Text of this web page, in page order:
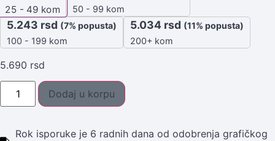
25 - 49 kom
50 - 99 kom
5.243 rsd (7% popusta)
100 - 199 kom
5.034 rsd (11% popusta)
200+ kom
5.690 rsd
Dodaj u korpu
Rok isporuke je 6 radnih dana od odobrenja grafičkog